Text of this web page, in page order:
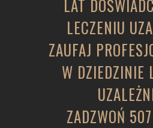
LAT
LECZENIU
ZAUFAJ
W DZIEDZINIE
ZADZWOŃ